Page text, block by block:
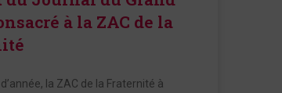
à la ZAC de la
la ZAC de la Fraternité à